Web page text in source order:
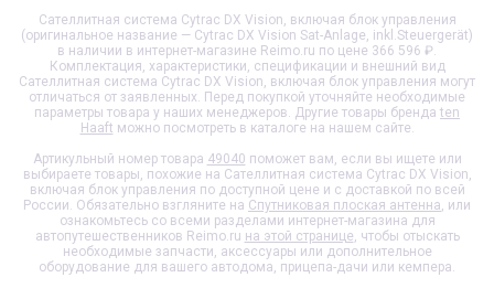
Сателлитная система Cytrac DX Vision, включая блок управления
(оригинальное название — Cytrac DX Vision Sat-Anlage, inkl.Steuergerät)
в наличии в интернет-магазине Reimo.ru по цене 366 596 ₽.
Комплектация, характеристики, спецификации и внешний вид
Сателлитная система Cytrac DX Vision, включая блок управления могут
отличаться от заявленных. Перед покупкой уточняйте необходимые
параметры товара у наших менеджеров. Другие товары бренда ten
Haaft можно посмотреть в каталоге на нашем сайте.
Артикульный номер товара 49040 поможет вам, если вы ищете или
выбираете товары, похожие на Сателлитная система Cytrac DX Vision,
включая блок управления по доступной цене и с доставкой по всей
России. Обязательно взгляните на Спутниковая плоская антенна , или
ознакомьтесь со всеми разделами интернет-магазина для
автопутешественников Reimo.ru на этой странице , чтобы отыскать
необходимые запчасти, аксессуары или дополнительное
оборудование для вашего автодома, прицепа-дачи или кемпера.